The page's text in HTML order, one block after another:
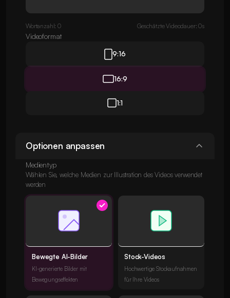
Wortanzahl: 0 Geschätzte Videodauer: 0s
Videoformat
9:16
16:9
1:1
Optionen anpassen
Medientyp
Wählen Sie, welche Medien zur Illustration des Videos verwendet
werden
Bewegte AI-Bilder
KI-generierte Bilder mit
Bewegungseffekten
Stock-Videos
Hochwertige Stockaufnahmen
für Ihre Videos